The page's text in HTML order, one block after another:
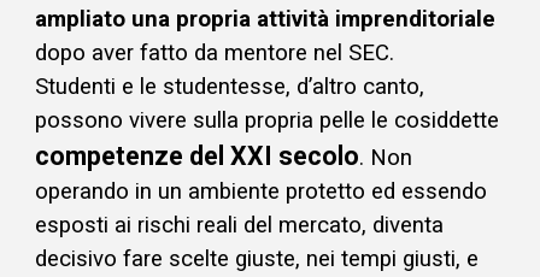
ampliato una propria attività imprenditoriale
dopo aver fatto da mentore nel SEC.
Studenti e le studentesse, d’altro canto,
possono vivere sulla propria pelle le cosiddette
competenze del XXI secolo. Non
operando in un ambiente protetto ed essendo
esposti ai rischi reali del mercato, diventa
decisivo fare scelte giuste, nei tempi giusti, e